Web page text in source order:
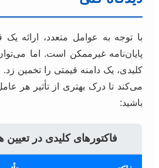
با توجه به عوامل متعدد، ارائه یک
پایان‌نامه غیرممکن است. اما
کلیدی، یک دامنه قیمتی را تخمین
می‌کند تا درک بهتری از تأثیر هر
باشید:
فاکتورهای کلیدی در تعیین